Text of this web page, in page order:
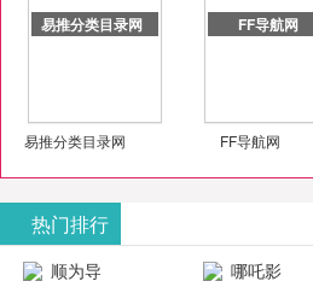
易推分类目录网
易推分类目录网
FF导航网
FF导航网
热门排行
顺为导
哪吒影